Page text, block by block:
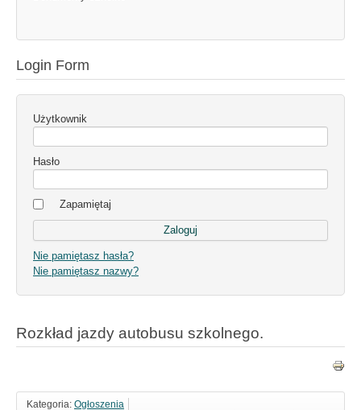
Login Form
Użytkownik
Hasło
Zapamiętaj
Nie pamiętasz hasła?
Nie pamiętasz nazwy?
Rozkład jazdy autobusu szkolnego.
Kategoria: Ogłoszenia